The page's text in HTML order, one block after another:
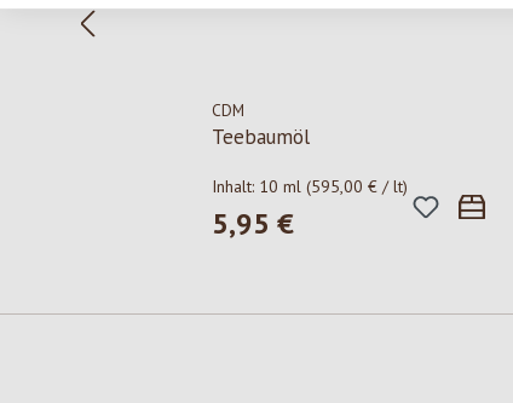
CDM
Teebaumöl
Inhalt: 10 ml(595,00 € / lt)
Regulärer Preis:
5,95 €